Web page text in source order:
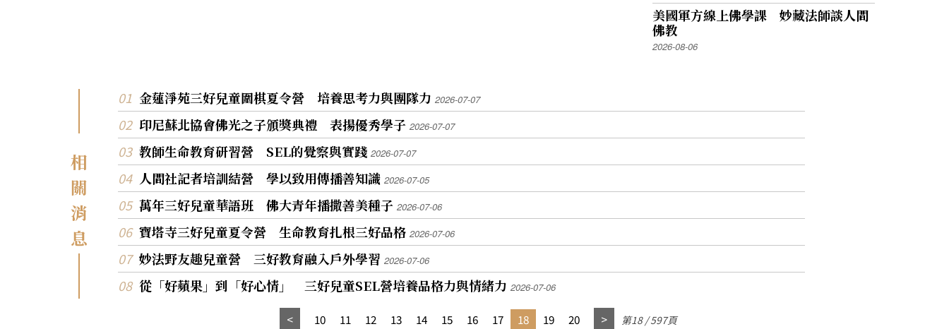
美國軍方線上佛學課 妙藏法師談人間
佛教
2026-08-06
相
關
消
息
金蓮淨苑三好兒童圍棋夏令營 培養思考力與團隊力 2026-07-07
印尼蘇北協會佛光之子頒獎典禮 表揚優秀學子 2026-07-07
教師生命教育研習營 SEL的覺察與實踐 2026-07-07
人間社記者培訓結營 學以致用傳播善知識 2026-07-05
萬年三好兒童華語班 佛大青年播撒善美種子 2026-07-06
寶塔寺三好兒童夏令營 生命教育扎根三好品格 2026-07-06
妙法野友趣兒童營 三好教育融入戶外學習 2026-07-06
從「好蘋果」到「好心情」 三好兒童SEL營培養品格力與情緒力 2026-07-06
10 11 12 13 14 15 16 17 18 19 20 第18 / 597頁